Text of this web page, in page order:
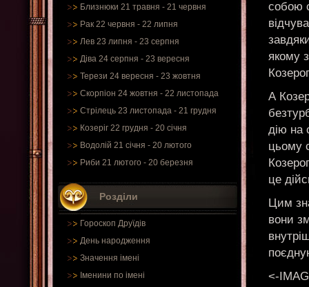
Близнюки 21 травня - 21 червня
Рак 22 червня - 22 липня
Лев 23 липня - 23 серпня
Діва 24 серпня - 23 вересня
Терези 24 вересня - 23 жовтня
Скорпіон 24 жовтня - 22 листопада
Стрілець 23 листопада - 21 грудня
Козеріг 22 грудня - 20 січня
Водолій 21 січня - 20 лютого
Риби 21 лютого - 20 березня
Розділи
Гороскоп Друїдів
День народження
Значення імені
Іменини по імені
собою
якому
А
дію на
цьому
це
Цим
вони
<-